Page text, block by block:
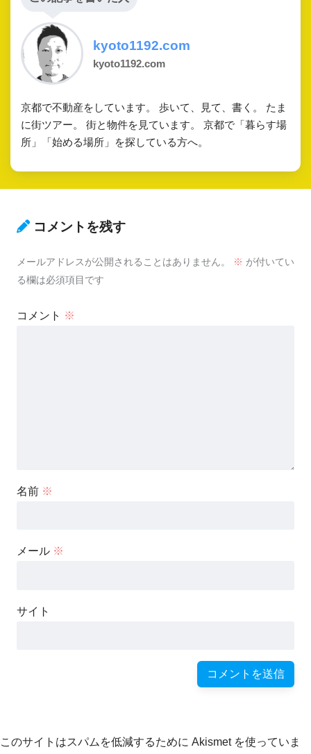
kyoto1192.com
kyoto1192.com
京都で不動産をしています。 歩いて、見て、書く。 たま
に街ツアー。 街と物件を見ています。 京都で「暮らす場
所」「始める場所」を探している方へ。
コメントを残す
メールアドレスが公開されることはありません。 ※ が付いてい
る欄は必須項目です
コメント ※
名前 ※
メール ※
サイト
このサイトはスパムを低減するために Akismet を使っていま